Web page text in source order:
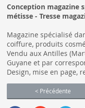
Conception magazine
métisse - Tresse
Magazine spécialisé
coiffure, produits
Vendu aux Antilles
Guyane et par
Design, mise en page,
< Précédente